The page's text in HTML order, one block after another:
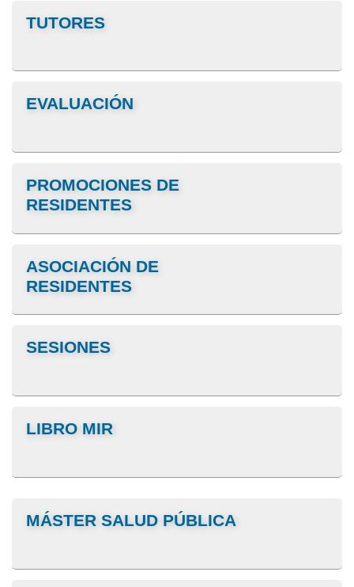
TUTORES
EVALUACIÓN
PROMOCIONES DE
RESIDENTES
ASOCIACIÓN DE
RESIDENTES
SESIONES
LIBRO MIR
MÁSTER SALUD PÚBLICA